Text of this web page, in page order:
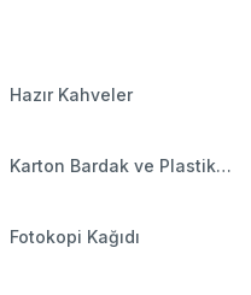
Hazır Kahveler
Karton Bardak ve Plastik
Fotokopi Kağıdı